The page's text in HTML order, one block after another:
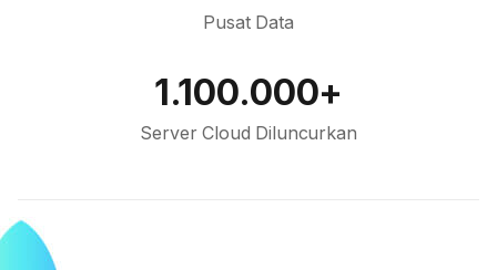
Pusat Data
1.100.000+
Server Cloud Diluncurkan